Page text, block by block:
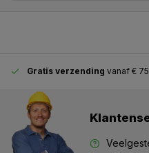
Gratis verzending vanaf €